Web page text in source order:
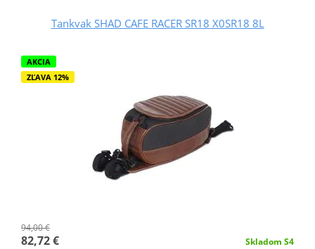
Tankvak SHAD CAFE RACER SR18 X0SR18 8L
AKCIA
ZĽAVA 12%
94,00 €
82,72 € Skladom S4